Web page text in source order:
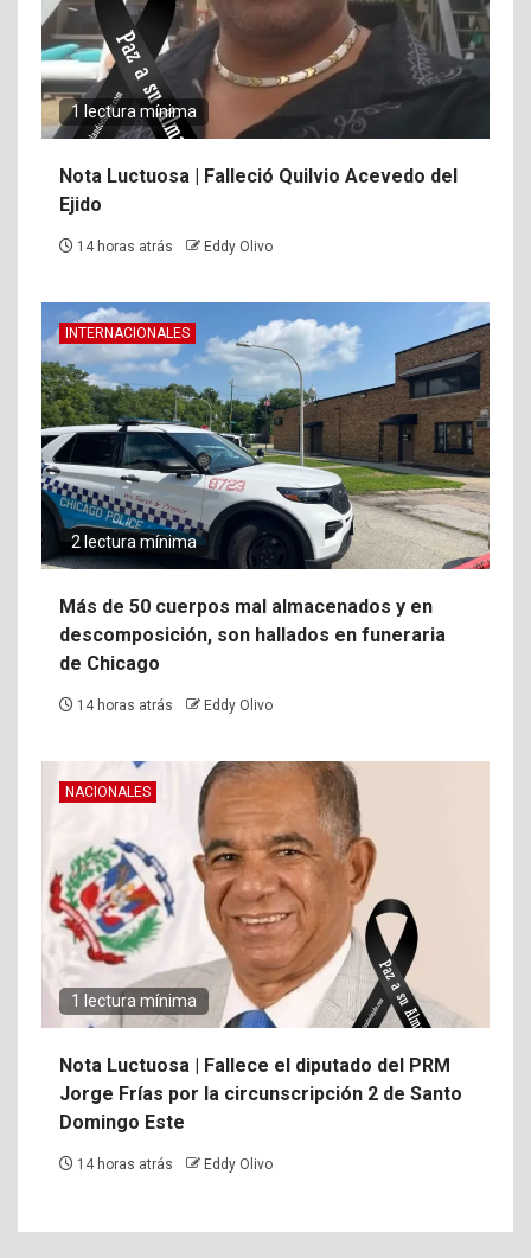
1 lectura mínima
Nota Luctuosa | Falleció Quilvio Acevedo del
Ejido
14 horas atrás Eddy Olivo
INTERNACIONALES
2 lectura mínima
Más de 50 cuerpos mal almacenados y en
descomposición, son hallados en funeraria
de Chicago
14 horas atrás Eddy Olivo
NACIONALES
1 lectura mínima
Nota Luctuosa | Fallece el diputado del PRM
Jorge Frías por la circunscripción 2 de Santo
Domingo Este
14 horas atrás Eddy Olivo